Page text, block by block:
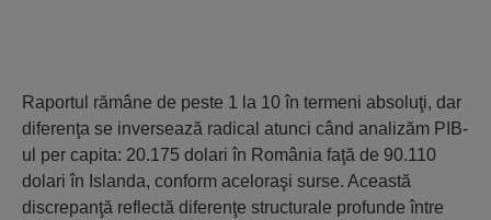
Raportul rămâne de peste 1 la 10 în termeni absoluţi, dar
diferenţa se inversează radical atunci când analizăm PIB-
ul per capita: 20.175 dolari în România faţă de 90.110
dolari în Islanda, conform aceloraşi surse. Această
discrepanţă reflectă diferenţe structurale profunde între